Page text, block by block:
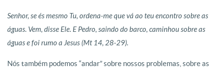
Senhor, se és mesmo Tu, ordena-me que vá ao teu encontro sobre as
águas. Vem, disse Ele. E Pedro, saindo do barco, caminhou sobre as
águas e foi rumo a Jesus (Mt 14, 28-29).
Nós também podemos “andar” sobre nossos problemas, sobre as